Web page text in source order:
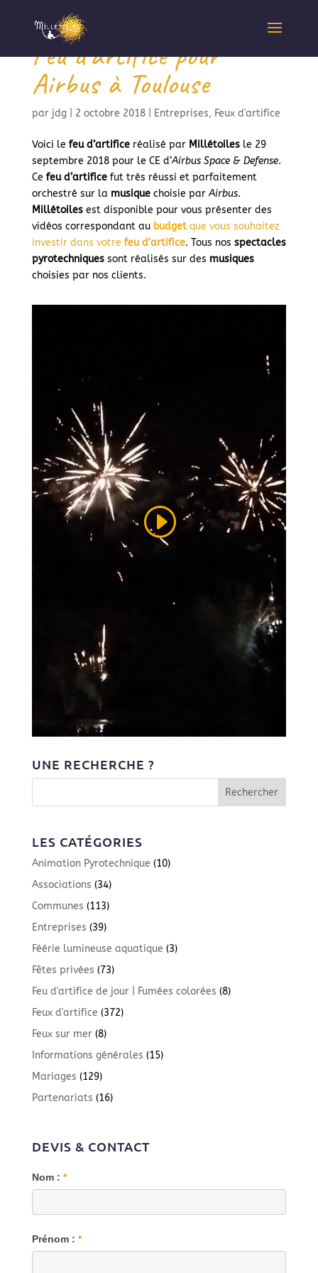
Feu d’artifice pour
Airbus à Toulouse
par jdg 2 octobre 2018| Entreprises, Feux d'artifice
Voici le feu d’artificeréalisé par Millétoilesle 29
septembre 2018 pour le CE d’Airbus Space & Defense.
Ce feu d’artificefut très réussi et parfaitement
orchestré sur la musiquechoisie parAirbus.
Millétoilesest disponible pour vous présenter des
vidéos correspondant au budget que vous souhaitez
investir dans votre feu d’artifice. Tous nos spectacles
pyrotechniquessont réalisés sur des musiques
choisies par nos clients.
UNE RECHERCHE ?
LES CATÉGORIES
Animation Pyrotechnique (10)
Associations (34)
Communes (113)
Entreprises (39)
Féérie lumineuse aquatique (3)
Fêtes privées (73)
Feu d'artifice de jour | Fumées colorées (8)
Feux d'artifice (372)
Feux sur mer(8)
Informations générales (15)
Mariages (129)
Partenariats (16)
DEVIS & CONTACT
Blog
Nom : *
Prénom : *